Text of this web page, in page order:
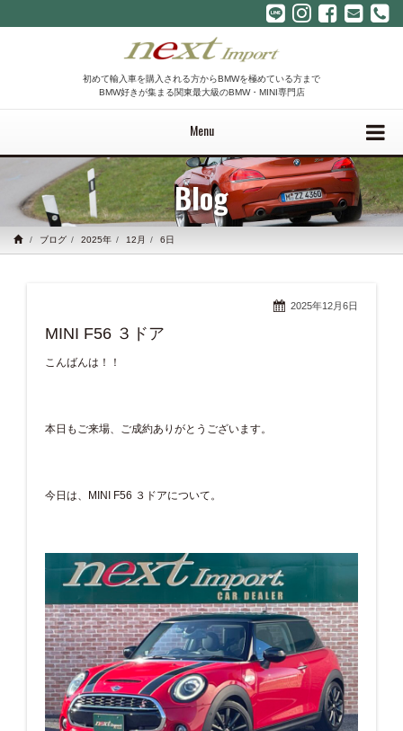
初めて輸入車を購入される方からBMWを極めている方まで
BMW好きが集まる関東最大級のBMW・MINI専門店
Menu
Blog
ブログ 2025年 12月 6日
2025年12月6日
MINI F56 ３ドア
こんばんは！！
本日もご来場、ご成約ありがとうございます。
今日は、MINI F56 ３ドアについて。